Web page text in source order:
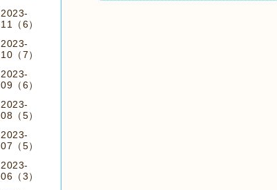
2023-
11（6）
2023-
10（7）
2023-
09（6）
2023-
08（5）
2023-
07（5）
2023-
06（3）